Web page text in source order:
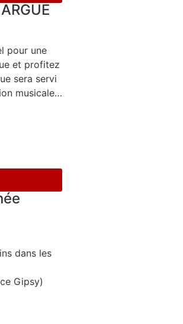
pour une
et profitez
sera servi
musicale…
dans les
Gipsy)